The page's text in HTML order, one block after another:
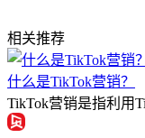
相关推荐
什么是TikTok营销？
TikTok营销是指利用